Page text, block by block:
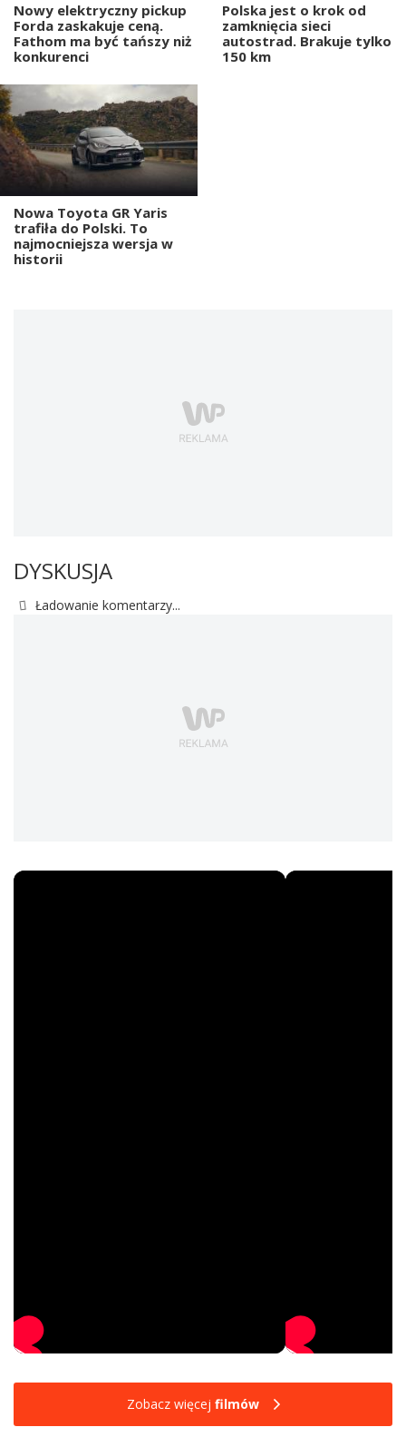
Nowy elektryczny pickup
Forda zaskakuje ceną.
Fathom ma być tańszy niż
konkurenci
Polska jest o krok od
zamknięcia sieci
autostrad. Brakuje tylko
150 km
Nowa Toyota GR Yaris
trafiła do Polski. To
najmocniejsza wersja w
historii
DYSKUSJA
Ładowanie komentarzy...
Zobacz więcej filmów